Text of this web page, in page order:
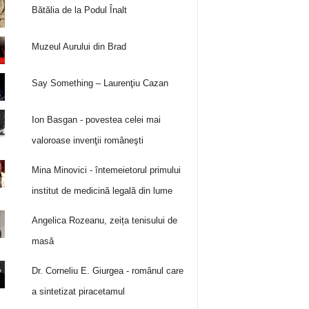
Bătălia de la Podul Înalt
Muzeul Aurului din Brad
Say Something – Laurenţiu Cazan
Ion Basgan - povestea celei mai
valoroase invenţii româneşti
Mina Minovici - întemeietorul primului
institut de medicină legală din lume
Angelica Rozeanu, zeița tenisului de
masă
Dr. Corneliu E. Giurgea - românul care
a sintetizat piracetamul